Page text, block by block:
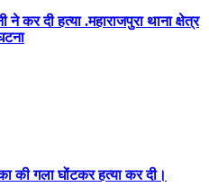
कर दी हत्या .महाराजपुरा थाना क्षेत्र
की गला घोंटकर हत्या कर दी।